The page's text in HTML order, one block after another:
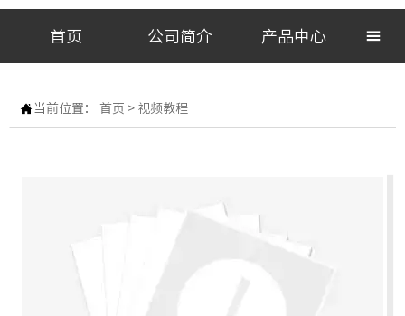
首页 公司简介 产品中心 
 当前位置： 首页 > 视频教程